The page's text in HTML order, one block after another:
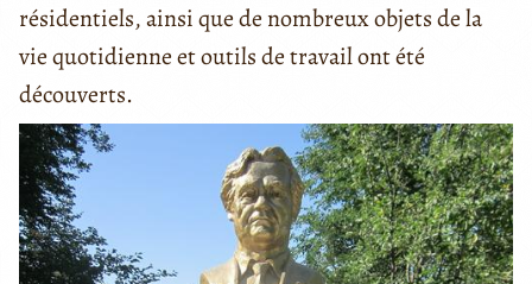
résidentiels, ainsi que de nombreux objets de la
vie quotidienne et outils de travail ont été
découverts.